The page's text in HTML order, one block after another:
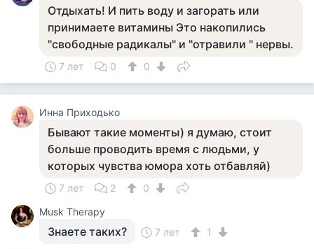
Отдыхать! И пить воду и загорать или
принимаете витамины Это накопились
"свободные радикалы" и "отравили " нервы.
7 лет 0 0
Инна Приходько
Бывают такие моменты) я думаю, стоит
больше проводить время с людьми, у
которых чувства юмора хоть отбавляй)
7 лет 2
0
Musk Therapy
Знаете таких? 7 лет 1